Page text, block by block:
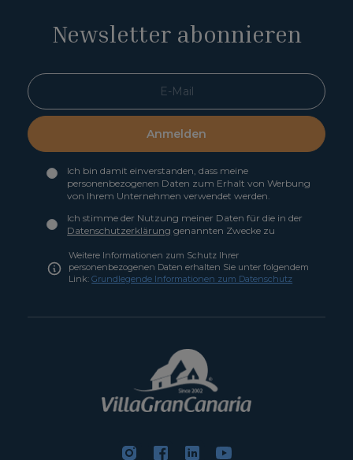
Newsletter abonnieren
Anmelden
Ich bin damit einverstanden, dass meine
personenbezogenen Daten zum Erhalt von Werbung
von Ihrem Unternehmen verwendet werden.
Ich stimme der Nutzung meiner Daten für die in der
Datenschutzerklärung genannten Zwecke zu
Weitere Informationen zum Schutz Ihrer
personenbezogenen Daten erhalten Sie unter folgendem
Link:Grundlegende Informationen zum Datenschutz